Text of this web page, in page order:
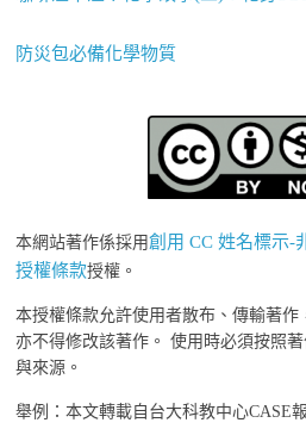
防災包必備化學物質
本網站著作係採用創用 CC 姓名標示-
授權條款授權。
本授權條款允許使用者散布、傳輸著作
亦不得修改該著作。 使用時必須按照
與來源。
舉例：本文轉載自台大科教中心CASE